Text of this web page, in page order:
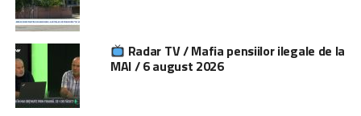
Radar TV / Mafia pensiilor ilegale de la
MAI / 6 august 2026